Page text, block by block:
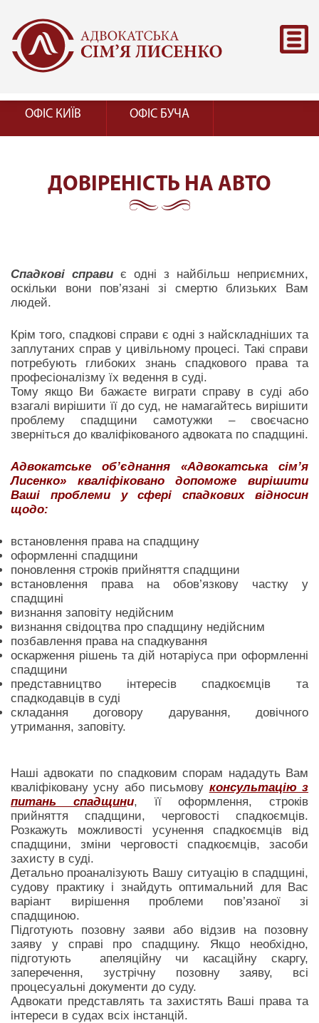
ОФІС КИЇВ ОФІС БУЧА
ДОВІРЕНІСТЬ НА АВТО
Спадкові справи є одні з найбільш неприємних,
оскільки вони пов’язані зі смертю близьких Вам
людей.
Крім того, спадкові справи є одні з найскладніших та
заплутаних справ у цивільному процесі. Такі справи
потребують глибоких знань спадкового права та
професіоналізму їх ведення в суді.
Тому якщо Ви бажаєте виграти справу в суді або
взагалі вирішити її до суд, не намагайтесь вирішити
проблему спадщини самотужки – своєчасно
зверніться до кваліфікованого адвоката по спадщині.
Адвокатське об’єднання «Адвокатська сім’я
Лисенко» кваліфіковано допоможе вирішити
Ваші проблеми у сфері спадкових відносин
щодо:
встановлення права на спадщину
оформленні спадщини
поновлення строків прийняття спадщини
встановлення права на обов’язкову частку у
спадщині
визнання заповіту недійсним
визнання свідоцтва про спадщину недійсним
позбавлення права на спадкування
оскарження рішень та дій нотаріуса при оформленні
спадщини
представництво інтересів спадкоємців та
спадкодавців в суді
складання договору дарування, довічного
утримання, заповіту.
Наші адвокати по спадковим спорам нададуть Вам
кваліфіковану усну або письмову консультацію з
питань спадщини, її оформлення, строків
прийняття спадщини, черговості спадкоємців.
Розкажуть можливості усунення спадкоємців від
спадщини, зміни черговості спадкоємців, засоби
захисту в суді.
Детально проаналізують Вашу ситуацію в спадщині,
судову практику і знайдуть оптимальний для Вас
варіант вирішення проблеми пов’язаної зі
спадщиною.
Підготують позовну заяви або відзив на позовну
заяву у справі про спадщину. Якщо необхідно,
підготують апеляційну чи касаційну скаргу,
заперечення, зустрічну позовну заяву, всі
процесуальні документи до суду.
Адвокати представлять та захистять Ваші права та
інтереси в судах всіх інстанцій.